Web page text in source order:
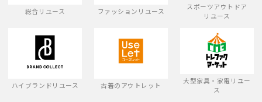
総合リユース ファッションリユース
スポーツアウトドア
リユース
ハイブランドリユース 古着のアウトレット
大型家具・家電リユー
ス